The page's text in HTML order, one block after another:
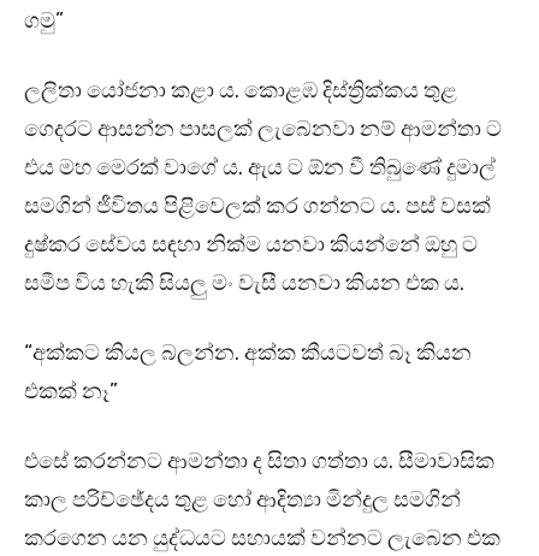
ගමු”
ලලිතා යෝජනා කළා ය. කොළඹ දිස්ත්‍රික්කය තුළ
ගෙදරට ආසන්න පාසලක් ලැබෙනවා නම් ආමන්තා ට
එය මහ මෙරක් වාගේ ය. ඇය ට ඕන වී තිබුණේ දුමාල්
සමගින් ජීවිතය පිළිවෙලක් කර ගන්නට ය. පස් වසක්
දුෂ්කර සේවය සඳහා නික්ම යනවා කියන්නේ ඔහු ට
සමීප විය හැකි සියලු මං වැසී යනවා කියන එක ය.
“අක්කට කියල බලන්න. අක්ක කීයටවත් බෑ කියන
එකක් නෑ”
එසේ කරන්නට ආමන්තා ද සිතා ගත්තා ය. සීමාවාසික
කාල පරිච්ඡේදය තුළ හෝ ආදිත්‍යා මින්දුල සමගින්
කරගෙන යන යුද්ධයට සහායක් වන්නට ලැබෙන එක